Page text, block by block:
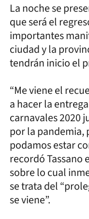
La noche se
que será el
importantes
ciudad y la
tendrán inicio el
“Me viene el
a hacer la
carnavales 2020
por la pandemia,
podamos estar
recordó Tassano
sobre lo cual
se trata del
se viene”.